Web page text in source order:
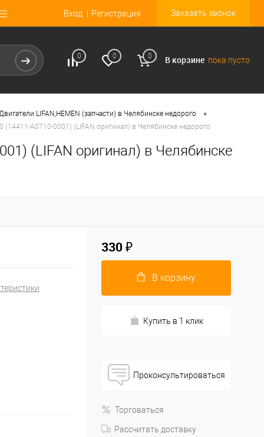
Вход Регистрация Заказать звонок
0 0 0 В корзине пока пусто
LIFAN,HEMEN (запчасти) в Челябинске недорого •
(14411-A0710-0001) (LIFAN оригинал) в Челябинске недорого
(LIFAN оригинал) в Челябинске
330 ₽
В корзину
Купить в 1 клик
Проконсультироваться
Торговаться
Рассчитать доставку